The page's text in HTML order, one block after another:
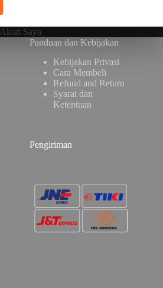
Akun Saya
Panduan dan Kebijakan
Kebijakan Privasi
Cara Membeli
Refund and Return
Syarat dan
Ketentuan
Pengiriman